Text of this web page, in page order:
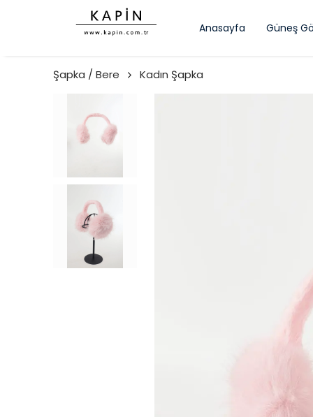
Anasayfa Güneş
Şapka / Bere Kadın Şapka